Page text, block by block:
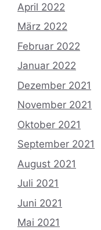
April 2022
März 2022
Februar 2022
Januar 2022
Dezember 2021
November 2021
Oktober 2021
September 2021
August 2021
Juli 2021
Juni 2021
Mai 2021